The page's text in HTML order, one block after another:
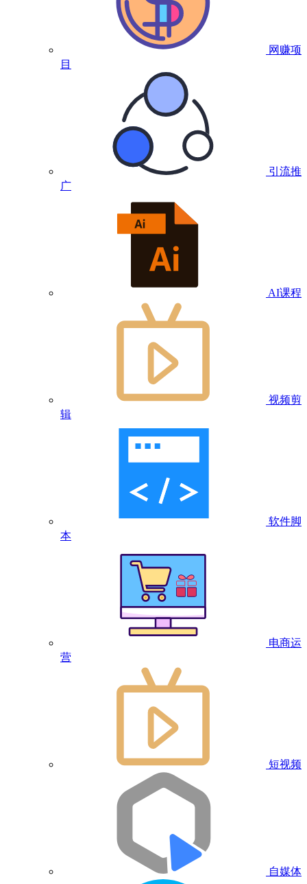
网赚项
目
引流推
广
AI课程
视频剪
辑
软件脚
本
电商运
营
短视频
自媒体